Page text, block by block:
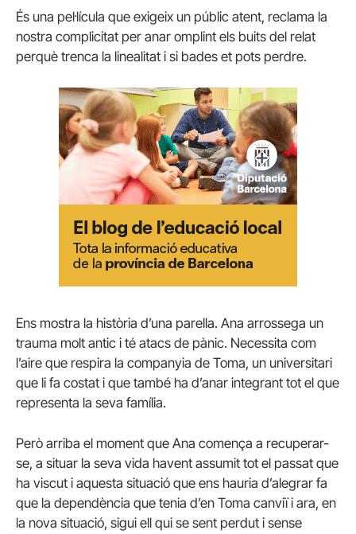
És una pel·lícula que exigeix un públic atent, reclama la
nostra complicitat per anar omplint els buits del relat
perquè trenca la linealitat i si bades et pots perdre.
Ens mostra la història d’una parella. Ana arrossega un
trauma molt antic i té atacs de pànic. Necessita com
l’aire que respira la companyia de Toma, un universitari
que li fa costat i que també ha d’anar integrant tot el que
representa la seva família.
Però arriba el moment que Ana comença a recuperar-
se, a situar la seva vida havent assumit tot el passat que
ha viscut i aquesta situació que ens hauria d’alegrar fa
que la dependència que tenia d’en Toma canviï i ara, en
la nova situació, sigui ell qui se sent perdut i sense